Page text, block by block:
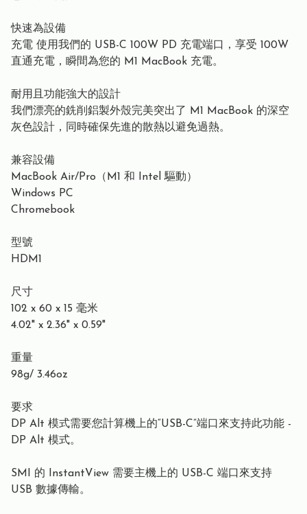
快速為設備
充電 使用我們的 USB-C 100W PD 充電端口，享受 100W
直通充電，瞬間為您的 M1 MacBook 充電。
耐用且功能強大的設計
我們漂亮的銑削鋁製外殼完美突出了 M1 MacBook 的深空
灰色設計，同時確保先進的散熱以避免過熱。
兼容設備
MacBook Air/Pro（M1 和 Intel 驅動）
Windows PC
Chromebook
型號
HDM1
尺寸
102 x 60 x 15 毫米
4.02" x 2.36" x 0.59"
重量
98g/ 3.46oz
要求
DP Alt 模式需要您計算機上的“USB-C”端口來支持此功能 -
DP Alt 模式。
SMI 的 InstantView 需要主機上的 USB-C 端口來支持
USB 數據傳輸。